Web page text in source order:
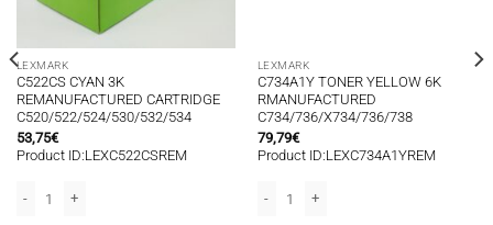
LEXMARK
C522CS CYAN 3K
REMANUFACTURED CARTRIDGE
C520/522/524/530/532/534
53,75€
Product ID:LEXC522CSREM
LEXMARK
C734A1Y TONER YELLOW 6K
RMANUFACTURED
C734/736/X734/736/738
79,79€
Product ID:LEXC734A1YREM